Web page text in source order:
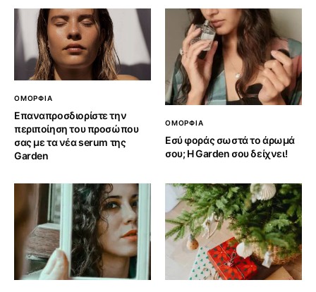
ΟΜΟΡΦΙΑ
Επαναπροσδιορίστε την
περιποίηση του προσώπου
σας με τα νέα serum της
Garden
ΟΜΟΡΦΙΑ
Εσύ φοράς σωστά το άρωμά
σου; Η Garden σου δείχνει!